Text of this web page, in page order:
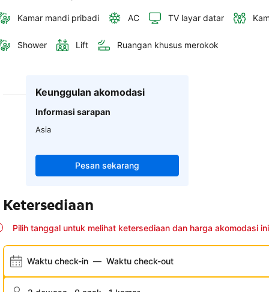
Kamar mandi pribadi AC TV layar datar
Shower Lift Ruangan khusus merokok
Keunggulan akomodasi
Informasi sarapan
Asia
Pesan sekarang
Ketersediaan
Pilih tanggal untuk melihat ketersediaan dan harga akomodasi ini
Waktu check-in — Waktu check-out